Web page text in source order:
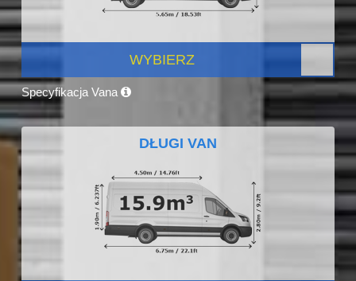
WYBIERZ
Specyfikacja Vana
DŁUGI VAN